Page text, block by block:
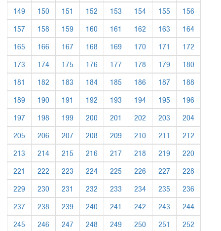
149
150 151 152 153 154 155
156
157
158 159 160 161 162 163
164
165
166 167 168 169 170 171
172
173
174 175 176 177 178 179
180
181
182 183 184 185 186 187
188
189
190 191 192 193 194 195
196
197
198 199 200 201 202 203
204
205
206 207 208 209 210 211
212
213
214 215 216 217 218 219
220
221
222 223 224 225 226 227
228
229
230 231 232 233 234 235
236
237
238 239 240 241 242 243
244
245
246 247 248 249 250 251
252